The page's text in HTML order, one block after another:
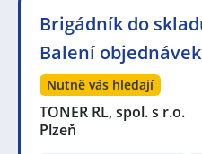
Brigádník do
Balení
Nutně vás hledají
TONER RL, spol. s r.o.
Plzeň